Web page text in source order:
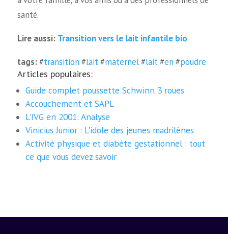
santé.
Lire aussi: Transition vers le lait infantile bio
tags:#transition #lait#maternel#lait#en #poudre
Articles populaires:
Guide complet poussette Schwinn 3 roues
Accouchement et SAPL
L'IVG en 2001: Analyse
Vinicius Junior : L'idole des jeunes madrilènes
Activité physique et diabète gestationnel : tout
ce que vous devez savoir